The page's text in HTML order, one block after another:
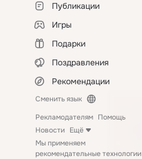
Публикации
Игры
Подарки
Поздравления
Рекомендации
Сменить язык
Рекламодателям Помощь
Новости Ещё
Мы применяем
рекомендательные технологии